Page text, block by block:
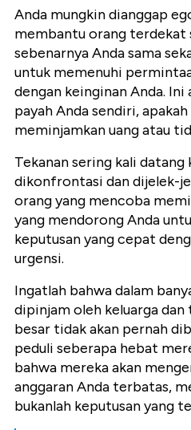
Anda mungkin dianggap
membantu orang terdekat
sebenarnya Anda sama
untuk memenuhi
dengan keinginan Anda. Ini
payah Anda sendiri,
meminjamkan uang atau
Tekanan sering kali datang
dikonfrontasi dan dijelek-
orang yang mencoba
yang mendorong Anda
keputusan yang cepat
urgensi.
Ingatlah bahwa dalam
dipinjam oleh keluarga
besar tidak akan pernah
peduli seberapa hebat
bahwa mereka akan
anggaran Anda terbatas,
bukanlah keputusan yang